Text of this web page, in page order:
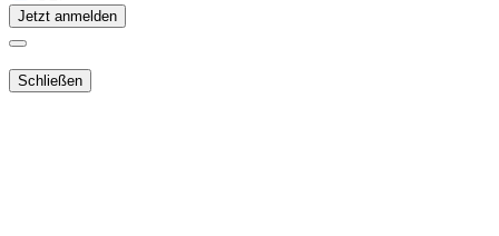
Jetzt anmelden
Schließen